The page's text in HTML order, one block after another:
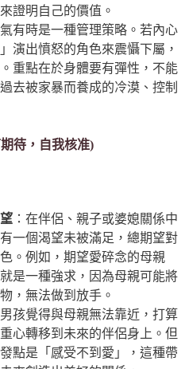
證明自己的價值。
氣有時是一種管理策略。若內心
演出憤怒的角色來震懾下屬，
重點在於身體要有彈性，不能
去被家暴而養成的冷漠、控制
待，自我核准)
：在伴侶、親子或婆媳關係中
一個渴望未被滿足，總期望對
。例如，期望愛碎念的母親
是一種強求，因為母親可能將
，無法做到放手。
男孩覺得與母親無法靠近，打算
心轉移到未來的伴侶身上。但
點是「感受不到愛」，這種帶